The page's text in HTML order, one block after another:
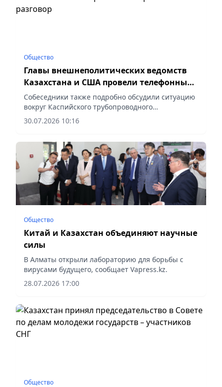
Общество
Главы внешнеполитических ведомств
Казахстана и США провели телефонный
разговор
Собеседники также подробно обсудили ситуацию
вокруг Каспийского трубопроводного
консорциума, сообщает vapress.kz.
30.07.2026 10:16
Общество
Китай и Казахстан объединяют научные
силы
В Алматы открыли лабораторию для борьбы с
вирусами будущего, сообщает Vapress.kz.
28.07.2026 17:00
Общество